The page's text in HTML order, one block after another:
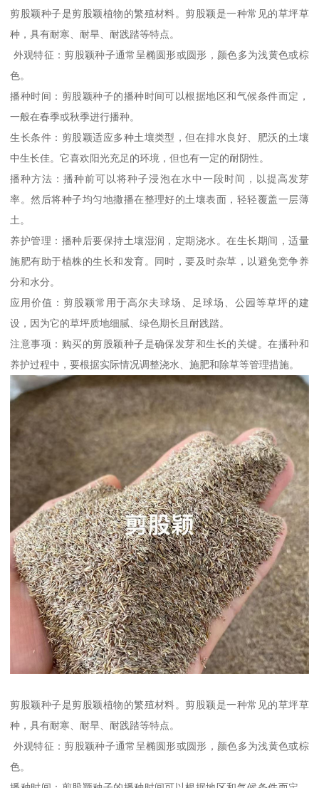
剪股颖种子是剪股颖植物的繁殖材料。剪股颖是一种常见的草坪草
种，具有耐寒、耐旱、耐践踏等特点。
外观特征：剪股颖种子通常呈椭圆形或圆形，颜色多为浅黄色或棕
色。
播种时间：剪股颖种子的播种时间可以根据地区和气候条件而定，
一般在春季或秋季进行播种。
生长条件：剪股颖适应多种土壤类型，但在排水良好、肥沃的土壤
中生长佳。它喜欢阳光充足的环境，但也有一定的耐阴性。
播种方法：播种前可以将种子浸泡在水中一段时间，以提高发芽
率。然后将种子均匀地撒播在整理好的土壤表面，轻轻覆盖一层薄
土。
养护管理：播种后要保持土壤湿润，定期浇水。在生长期间，适量
施肥有助于植株的生长和发育。同时，要及时杂草，以避免竞争养
分和水分。
应用价值：剪股颖常用于高尔夫球场、足球场、公园等草坪的建
设，因为它的草坪质地细腻、绿色期长且耐践踏。
注意事项：购买的剪股颖种子是确保发芽和生长的关键。在播种和
养护过程中，要根据实际情况调整浇水、施肥和除草等管理措施。
剪股颖种子是剪股颖植物的繁殖材料。剪股颖是一种常见的草坪草
种，具有耐寒、耐旱、耐践踏等特点。
外观特征：剪股颖种子通常呈椭圆形或圆形，颜色多为浅黄色或棕
色。